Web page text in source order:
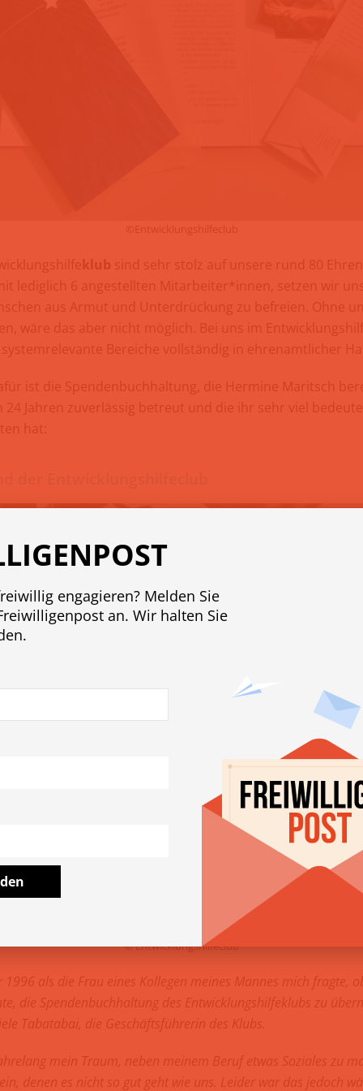
©Entwicklungshilfeclub
klub sind sehr stolz auf unsere rund 80
lediglich 6 angestellten Mitarbeiter*innen, setzen wir
aus Armut und Unterdrückung zu befreien. Ohne
wäre das aber nicht möglich. Bei uns im
Bereiche vollständig in ehrenamtlicher
ist die Spendenbuchhaltung, die Hermine Maritsch
Jahren zuverlässig betreut und die ihr sehr viel
hat:
© Entwicklungshilfeclub
1996 als die Frau eines Kollegen meines Mannes mich fragte,
die Spendenbuchhaltung des Entwicklungshilfeklubs zu
Tabatabai, die Geschäftsführerin des Klubs.
mein Traum, neben meinem Beruf etwas Soziales zu
denen es nicht so gut geht wie uns. Leider war das jedoch
engagieren? Melden Sie
an. Wir halten Sie